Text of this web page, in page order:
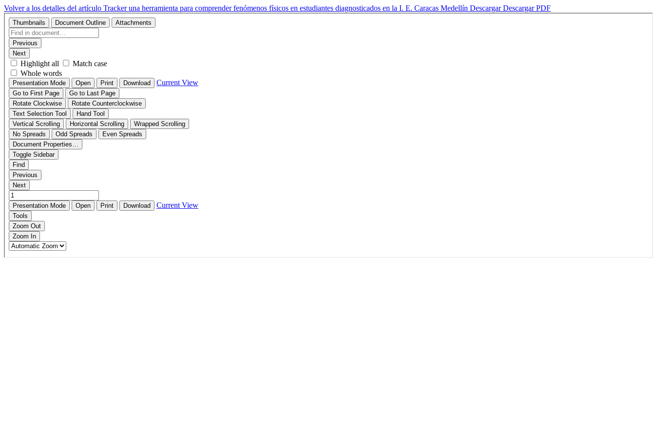
Volver a los detalles del artículo Tracker una herramienta para comprender fenómenos físicos en estudiantes diagnosticados en la I. E. Caracas Medellín DescargarDescargar PDF